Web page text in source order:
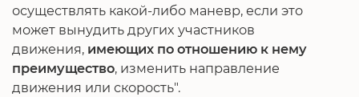
осуществлять какой-либо маневр, если это
может вынудить других участников
движения, имеющих по отношению к нему
преимущество, изменить направление
движения или скорость".